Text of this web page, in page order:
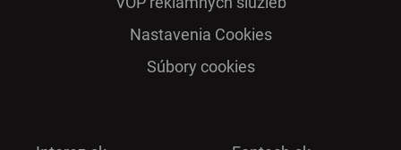
Nastavenia Cookies
Súbory cookies